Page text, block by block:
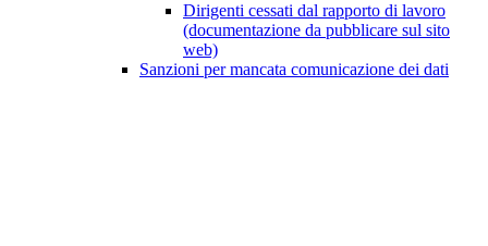
Dirigenti cessati dal rapporto di lavoro
(documentazione da pubblicare sul sito
web)
Sanzioni per mancata comunicazione dei dati